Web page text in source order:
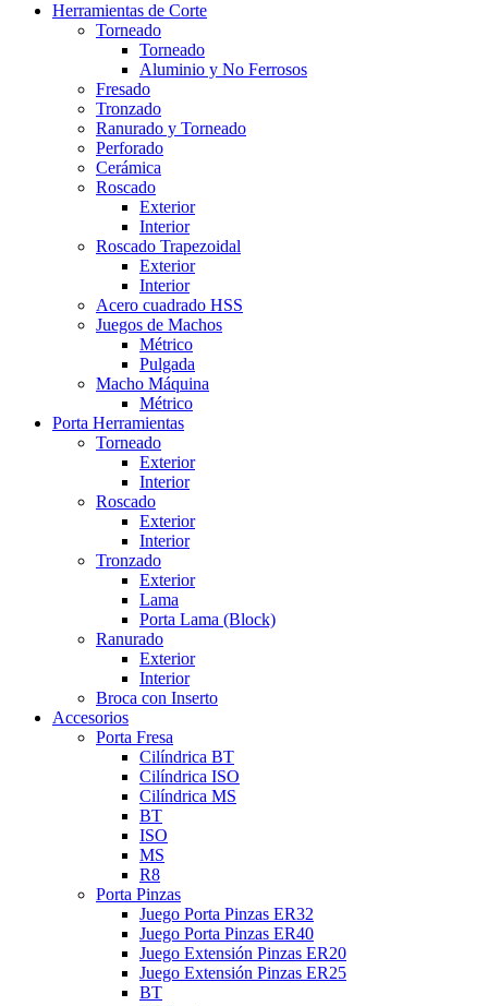
Herramientas de Corte
Torneado
Torneado
Aluminio y No Ferrosos
Fresado
Tronzado
Ranurado y Torneado
Perforado
Cerámica
Roscado
Exterior
Interior
Roscado Trapezoidal
Exterior
Interior
Acero cuadrado HSS
Juegos de Machos
Métrico
Pulgada
Macho Máquina
Métrico
Porta Herramientas
Torneado
Exterior
Interior
Roscado
Exterior
Interior
Tronzado
Exterior
Lama
Porta Lama (Block)
Ranurado
Exterior
Interior
Broca con Inserto
Accesorios
Porta Fresa
Cilíndrica BT
Cilíndrica ISO
Cilíndrica MS
BT
ISO
MS
R8
Porta Pinzas
Juego Porta Pinzas ER32
Juego Porta Pinzas ER40
Juego Extensión Pinzas ER20
Juego Extensión Pinzas ER25
BT